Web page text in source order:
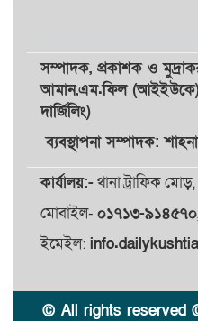
সম্পাদক, প্রকাশকও
আমান,এম.ফিল
দার্জিলিং)
ব্যবস্থাপনা সম্পাদক:
কার্যালয়:-থানা ট্রাফিক মোড়,
মোবাইল- ০১৭১৩-৯১৪৫৭০
ইমেইল:
© All rights reserved